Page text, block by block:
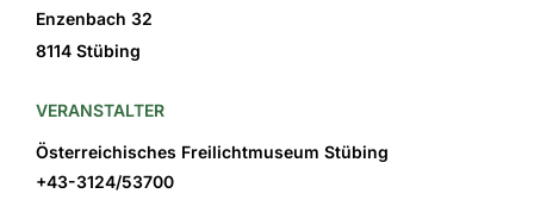
Enzenbach 32
8114 Stübing
VERANSTALTER
Österreichisches Freilichtmuseum Stübing
+43-3124/53700